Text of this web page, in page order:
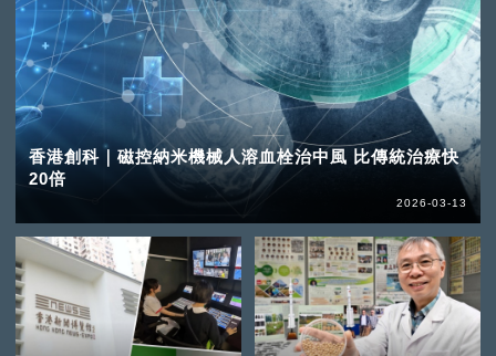
香港創科｜磁控納米機械人溶血栓治中風 比傳統治療快
20倍
2026-03-13